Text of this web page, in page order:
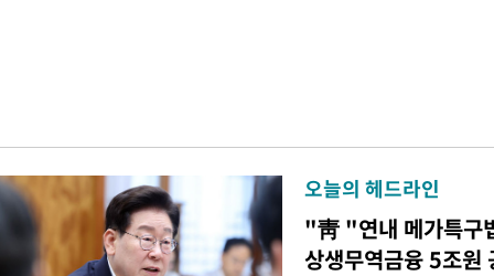
오늘의 헤드라인
"靑 "연내 메가특구
상생무역금융 5조원